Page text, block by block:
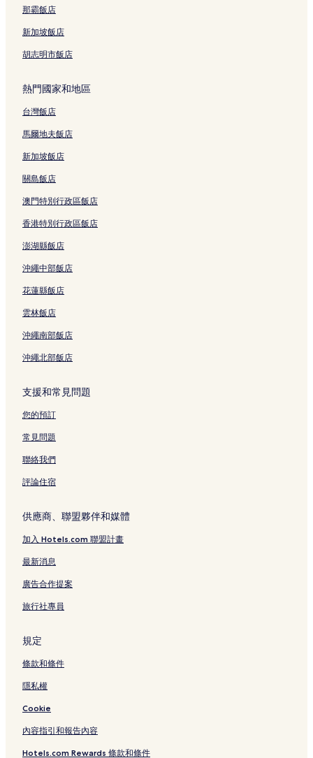
蒙特拿破崙大街 5 星級飯店
米蘭 2 星級飯店
米蘭 3 星級飯店
米蘭 4 星級飯店
斯皮加街 5 星級飯店
斯皮加街 4 星級飯店
歷史中心 5 星級飯店
布雷拉 4 星級飯店
羅鎮的商務飯店
羅鎮的親子飯店
蒙扎的設有停車場的飯店
塞斯托聖喬凡尼的寵物友善飯店
塞斯托聖喬凡尼的奢華飯店
米蘭廣域市的商務飯店
米蘭廣域市的設有停車場的飯店
米蘭的提供免費早餐的飯店
米蘭的溫泉飯店
米蘭的設有廚房的飯店
那霸飯店
新加坡飯店
胡志明市飯店
熱門國家和地區
台灣飯店
馬爾地夫飯店
新加坡飯店
關島飯店
澳門特別行政區飯店
香港特別行政區飯店
澎湖縣飯店
沖繩中部飯店
花蓮縣飯店
雲林飯店
沖繩南部飯店
沖繩北部飯店
支援和常見問題
您的預訂
常見問題
聯絡我們
評論住宿
供應商、聯盟夥伴和媒體
加入 Hotels.com 聯盟計畫
最新消息
廣告合作提案
旅行社專員
規定
條款和條件
隱私權
Cookie
內容指引和報告內容
Hotels.com Rewards 條款和條件